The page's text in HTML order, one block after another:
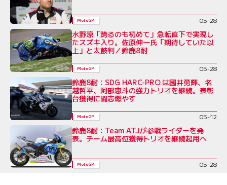
MotoGP 05-28
水野涼「跨るのも初めて」急転直下で実現し
たスズキ入り。佐原伸一氏「期待していた以
上」と太鼓判／鈴鹿8耐
MotoGP 05-28
鈴鹿8耐：SDG HARC-PRO.は國井勇輝、名
越哲平、阿部恵斗の強力トリオを継続。表彰
台獲得に闘志燃やす
MotoGP 05-12
鈴鹿8耐：Team ATJが参戦ライダーを発
表。チーム最高位獲得トリオを継続起用へ
MotoGP 05-28